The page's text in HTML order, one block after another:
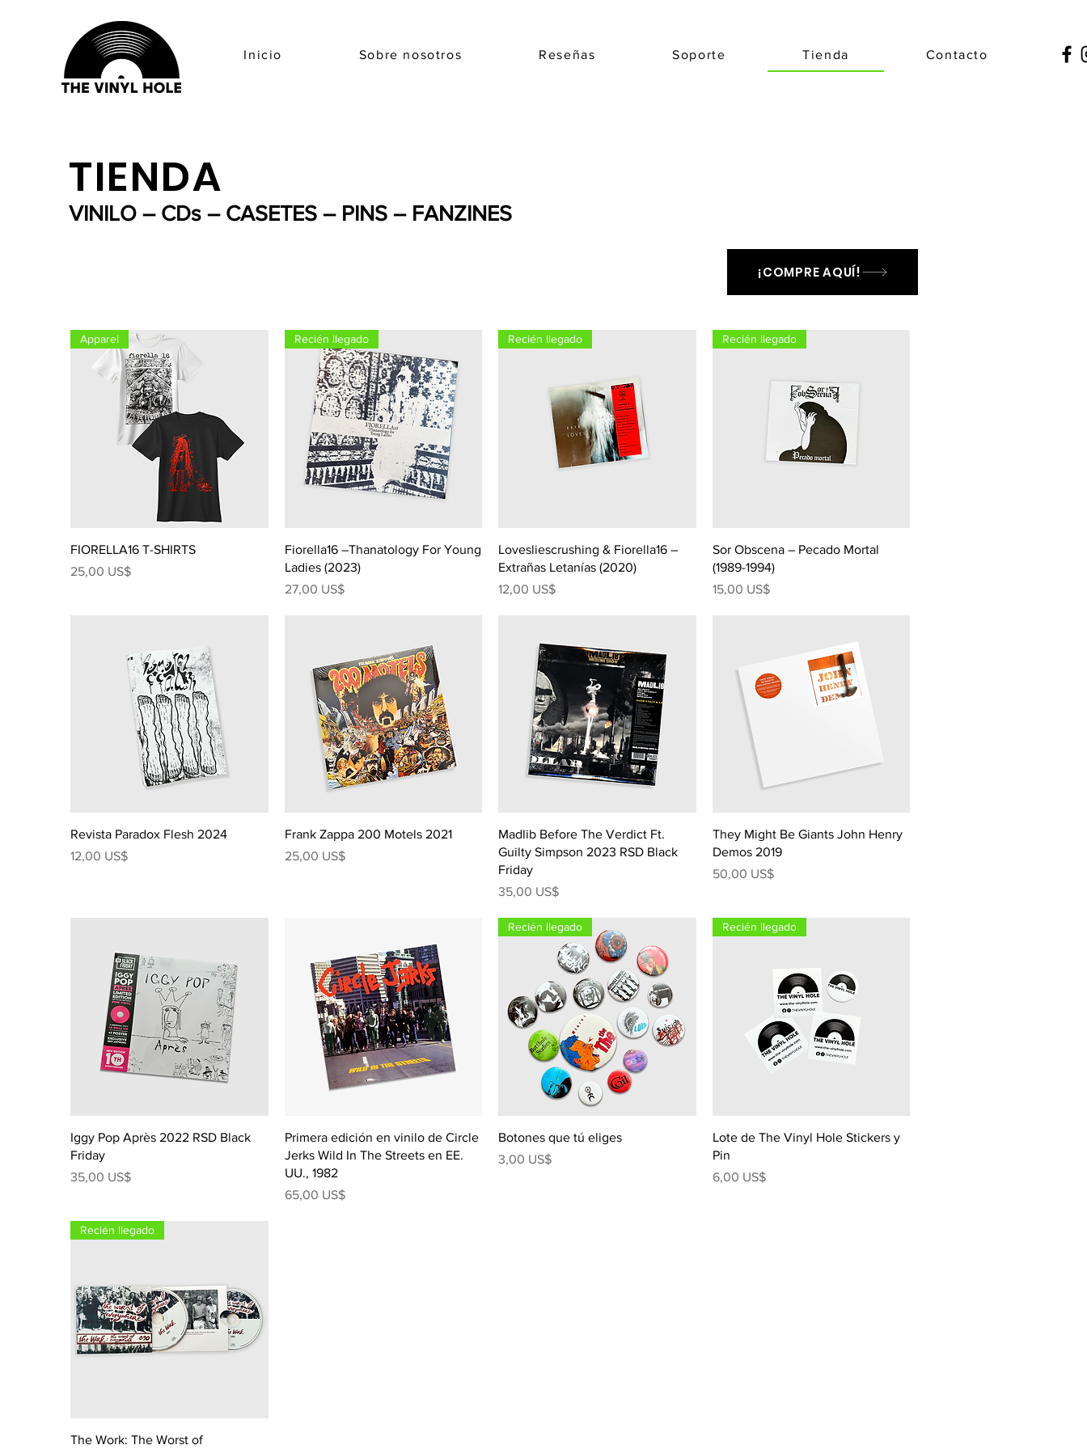
Inicio Sobre nosotros Reseñas Soporte Tienda Contacto
TIENDA
VINILO – CDs – CASETES – PINS – FANZINES
¡COMPRE AQUÍ!
Apparel
FIORELLA16 T-SHIRTS
Precio
25,00 US$
Recién llegado
Fiorella16 –Thanatology For Young
Ladies (2023)
Precio
27,00 US$
Recién llegado
Lovesliescrushing & Fiorella16 –
Extrañas Letanías (2020)
Precio
12,00 US$
Recién llegado
Sor Obscena ‎– Pecado Mortal
(1989-1994)
Precio
15,00 US$
Revista Paradox Flesh 2024
Precio
12,00 US$
Frank Zappa 200 Motels 2021
Precio
25,00 US$
Madlib Before The Verdict Ft.
Guilty Simpson 2023 RSD Black
Friday
Precio
35,00 US$
They Might Be Giants John Henry
Demos 2019
Precio
50,00 US$
Iggy Pop Après 2022 RSD Black
Friday
Precio
35,00 US$
Primera edición en vinilo de Circle
Jerks Wild In The Streets en EE.
UU., 1982
Precio
65,00 US$
Recién llegado
Botones que tú eliges
Precio
3,00 US$
Recién llegado
Lote de The Vinyl Hole Stickers y
Pin
Precio
6,00 US$
Recién llegado
The Work: The Worst of